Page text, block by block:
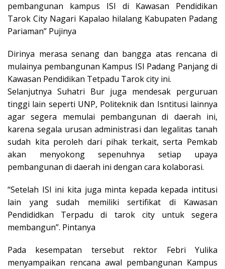
pembangunan kampus ISI di Kawasan Pendidikan
Tarok City Nagari Kapalao hilalang Kabupaten Padang
Pariaman” Pujinya
Dirinya merasa senang dan bangga atas rencana di
mulainya pembangunan Kampus ISI Padang Panjang di
Kawasan Pendidikan Tetpadu Tarok city ini.
Selanjutnya Suhatri Bur juga mendesak perguruan
tinggi lain seperti UNP, Politeknik dan Isntitusi lainnya
agar segera memulai pembangunan di daerah ini,
karena segala urusan administrasi dan legalitas tanah
sudah kita peroleh dari pihak terkait, serta Pemkab
akan menyokong sepenuhnya setiap upaya
pembangunan di daerah ini dengan cara kolaborasi.
“Setelah ISI ini kita juga minta kepada kepada intitusi
lain yang sudah memiliki sertifikat di Kawasan
Pendididkan Terpadu di tarok city untuk segera
membangun”. Pintanya
Pada kesempatan tersebut rektor Febri Yulika
menyampaikan rencana awal pembangunan Kampus